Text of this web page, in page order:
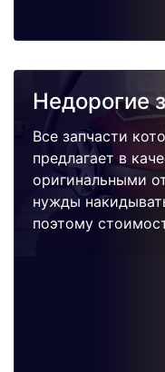
Недорогие
Все запчасти
предлагает в
оригинальными
нужды
поэтому